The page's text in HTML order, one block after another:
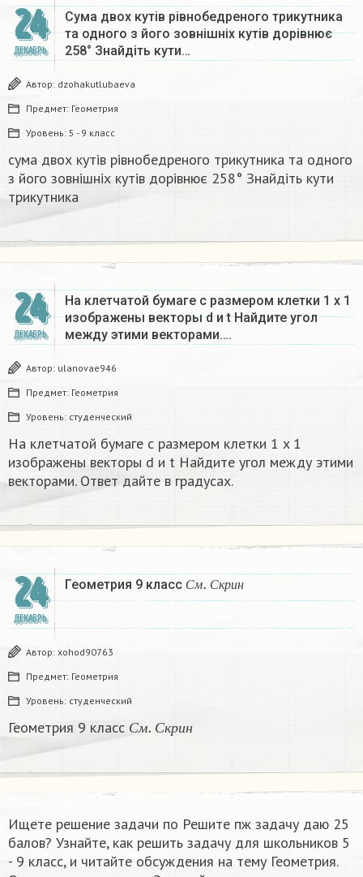
24
ДЕКАБРЬ
Сума двох кутів рівнобедреного трикутника
та одного з його зовнішніх кутів дорівнює
258° Знайдіть кути…
Автор: dzohakutlubaeva
Предмет: Геометрия
Уровень: 5 - 9 класс
сума двох кутів рівнобедреного трикутника та одного
з його зовнішніх кутів дорівнює 258° Знайдіть кути
трикутника​
24
ДЕКАБРЬ
На клетчатой бумаге с размером клетки 1 x 1
изображены векторы d и t Найдите угол
между этими векторами….
Автор: ulanovae946
Предмет: Геометрия
Уровень: студенческий
На клетчатой бумаге с размером клетки 1 x 1
изображены векторы d и t Найдите угол между этими
векторами. Ответ дайте в градусах.
24
ДЕКАБРЬ
Геометрия 9 класс См С кр и н
С м .Ск рин
Автор: xohod90763
Предмет: Геометрия
Уровень: студенческий
Геометрия 9 класс См Скр ин
Ищете решение задачи по Решите пж задачу даю 25
балов? Узнайте, как решить задачу для школьников 5
- 9 класс, и читайте обсуждения на тему Геометрия.